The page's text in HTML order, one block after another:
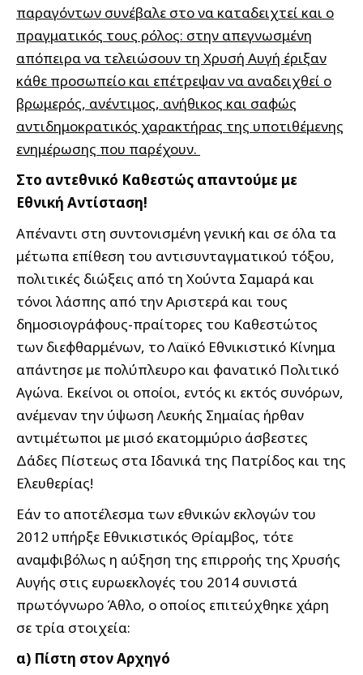
παραγόντων συνέβαλε στο να καταδειχτεί και ο
πραγματικός τους ρόλος: στην απεγνωσμένη
απόπειρα να τελειώσουν τη Χρυσή Αυγή έριξαν
κάθε προσωπείο και επέτρεψαν να αναδειχθεί ο
βρωμερός, ανέντιμος, ανήθικος και σαφώς
αντιδημοκρατικός χαρακτήρας της υποτιθέμενης
ενημέρωσης που παρέχουν.
Στο αντεθνικό Καθεστώς απαντούμε με
Εθνική Αντίσταση!
Απέναντι στη συντονισμένη γενική και σε όλα τα
μέτωπα επίθεση του αντισυνταγματικού τόξου,
πολιτικές διώξεις από τη Χούντα Σαμαρά και
τόνοι λάσπης από την Αριστερά και τους
δημοσιογράφους-πραίτορες του Καθεστώτος
των διεφθαρμένων, το Λαϊκό Εθνικιστικό Κίνημα
απάντησε με πολύπλευρο και φανατικό Πολιτικό
Αγώνα. Εκείνοι οι οποίοι, εντός κι εκτός συνόρων,
ανέμεναν την ύψωση Λευκής Σημαίας ήρθαν
αντιμέτωποι με μισό εκατομμύριο άσβεστες
Δάδες Πίστεως στα Ιδανικά της Πατρίδος και της
Ελευθερίας!
Εάν το αποτέλεσμα των εθνικών εκλογών του
2012 υπήρξε Εθνικιστικός Θρίαμβος, τότε
αναμφιβόλως η αύξηση της επιρροής της Χρυσής
Αυγής στις ευρωεκλογές του 2014 συνιστά
πρωτόγνωρο Άθλο, ο οποίος επιτεύχθηκε χάρη
σε τρία στοιχεία:
α) Πίστη στον Αρχηγό